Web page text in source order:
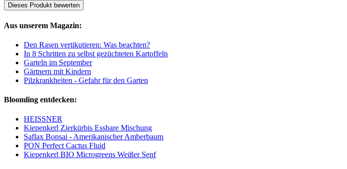
Dieses Produkt bewerten
Aus unserem Magazin:
Den Rasen vertikutieren: Was beachten?
In 8 Schritten zu selbst gezüchteten Kartoffeln
Garteln im September
Gärtnern mit Kindern
Pilzkrankheiten - Gefahr für den Garten
Bloomling entdecken:
HEISSNER
Kiepenkerl Zierkürbis Essbare Mischung
Saflax Bonsai - Amerikanischer Amberbaum
PON Perfect Cactus Fluid
Kiepenkerl BIO Microgreens Weißer Senf